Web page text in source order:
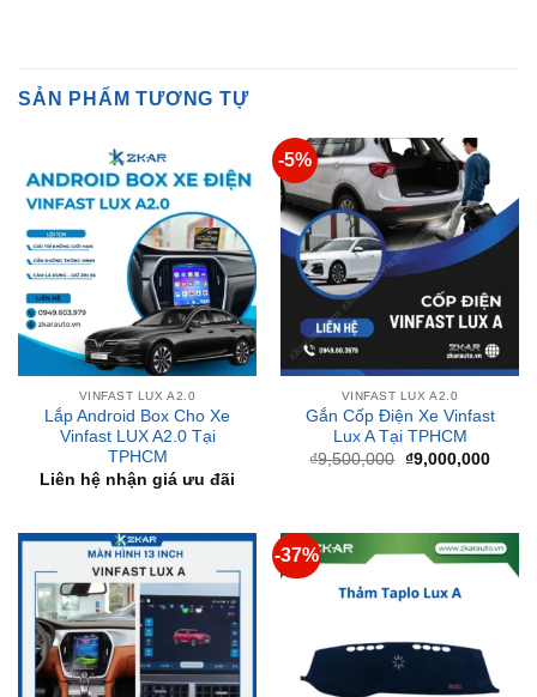
VINFAST LUX A2.0
Lắp Android Box Cho Xe
Vinfast LUX A2.0 Tại
TPHCM
Liên hệ nhận giá ưu đãi
VINFAST LUX A2.0
Gắn Cốp Điện Xe Vinfast
Lux A Tại TPHCM
9,500,000 Giá
gốc
là:
₫9,500,000.
₫9,000,000
hiện
tại